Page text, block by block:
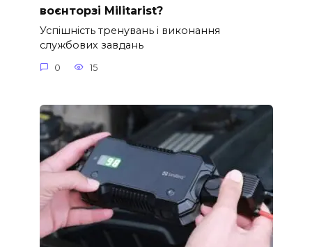
воєнторзі Militarist?
Успішність тренувань і виконання
службових завдань
0 15